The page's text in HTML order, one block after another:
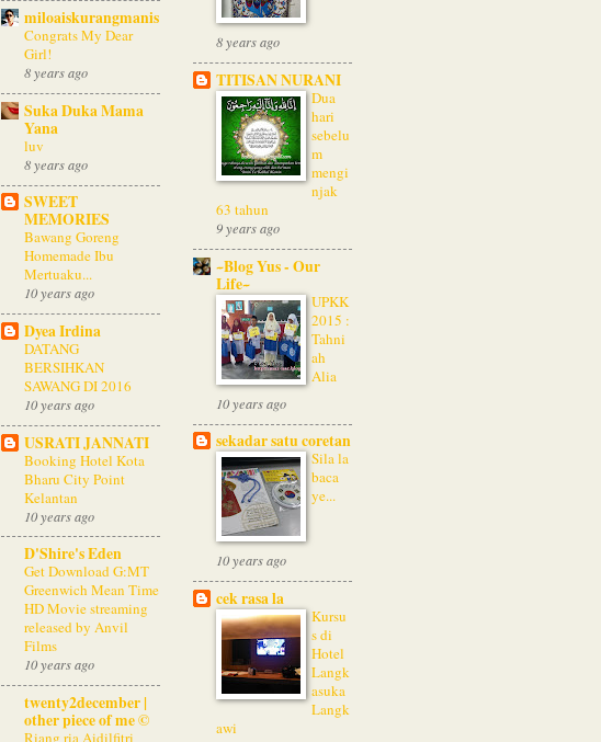
miloaiskurangmanis
Congrats My Dear
Girl!
8 years ago
Suka Duka Mama
Yana
luv
8 years ago
SWEET
MEMORIES
Bawang Goreng
Homemade Ibu
Mertuaku...
10 years ago
Dyea Irdina
DATANG
BERSIHKAN
SAWANG DI 2016
10 years ago
USRATI JANNATI
Booking Hotel Kota
Bharu City Point
Kelantan
10 years ago
D'Shire's Eden
Get Download G:MT
Greenwich Mean Time
HD Movie streaming
released by Anvil
Films
10 years ago
twenty2december |
other piece of me ©
Riang ria Aidilfitri
8 years ago
TITISAN NURANI
Dua
hari
sebelu
m
mengi
njak
63 tahun
9 years ago
~Blog Yus - Our
Life~
UPKK
2015 :
Tahni
ah
Alia
10 years ago
sekadar satu coretan
Sila la
baca
ye...
10 years ago
cek rasa la
Kursu
s di
Hotel
Langk
asuka
Langk
awi